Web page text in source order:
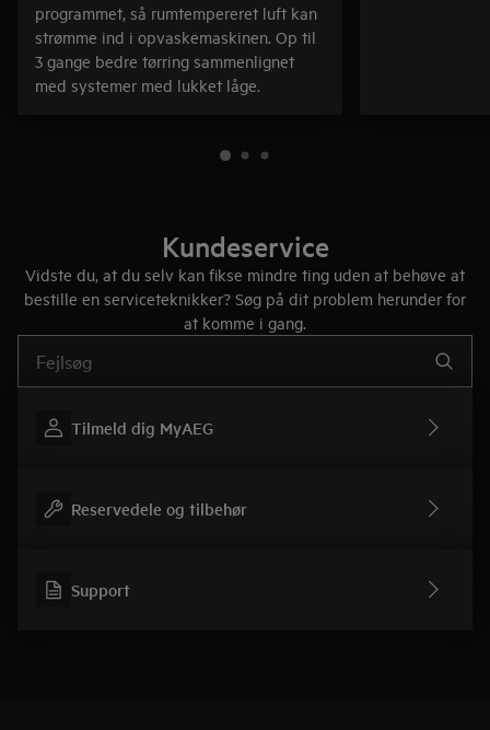
programmet, så rumtempereret luft kan
strømme ind i opvaskemaskinen. Op til
3 gange bedre tørring sammenlignet
med systemer med lukket låge.
Kundeservice
Vidste du, at du selv kan fikse mindre ting uden at behøve at
bestille en serviceteknikker? Søg på dit problem herunder for
at komme i gang.
Tilmeld dig MyAEG
Reservedele og tilbehør
Support